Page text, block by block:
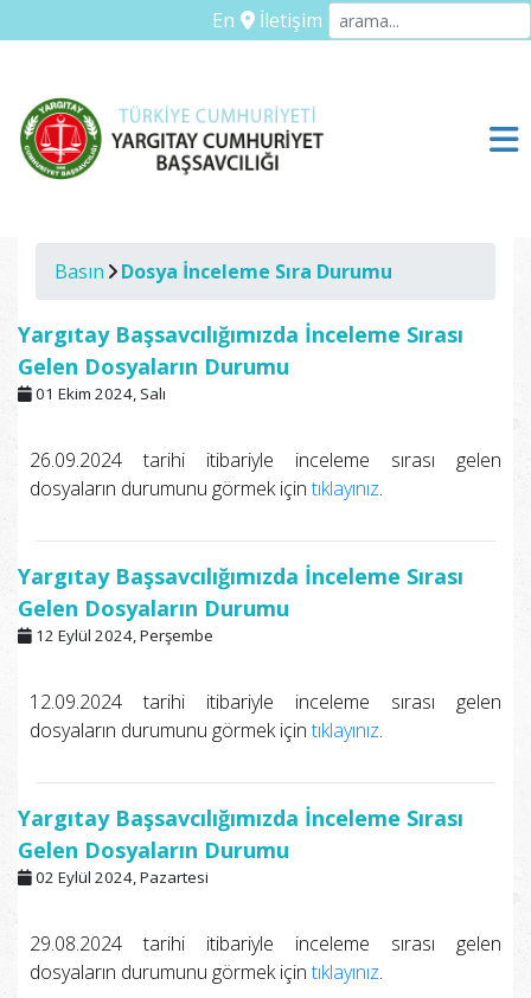
En İletişim
Basın Dosya İnceleme Sıra Durumu
Yargıtay Başsavcılığımızda İnceleme Sırası
Gelen Dosyaların Durumu
01 Ekim 2024, Salı
26.09.2024 tarihi itibariyle inceleme sırası gelen
dosyaların durumunu görmek içintıklayınız.
Yargıtay Başsavcılığımızda İnceleme Sırası
Gelen Dosyaların Durumu
12 Eylül 2024, Perşembe
12.09.2024 tarihi itibariyle inceleme sırası gelen
dosyaların durumunu görmek içintıklayınız.
Yargıtay Başsavcılığımızda İnceleme Sırası
Gelen Dosyaların Durumu
02 Eylül 2024, Pazartesi
29.08.2024 tarihi itibariyle inceleme sırası gelen
dosyaların durumunu görmek içintıklayınız.